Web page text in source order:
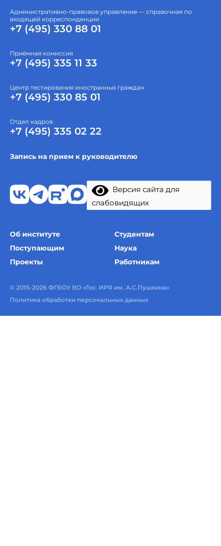
Административно-правовое управление — справочная по
входящей корреспонденции
+7 (495) 330 88 01
Приёмная комиссия
+7 (495) 335 11 33
Центр тестирования иностранных граждан
+7 (495) 330 85 01
Отдел кадров
+7 (495) 335 02 22
Запись на прием к руководителю
Версия сайта для
слабовидящих
Об институте
Студентам
Поступающим
Наука
Проекты
Работникам
© 2015-2026 ФГБОУ ВО «Гос. ИРЯ им. А.С.Пушкина»
Политика обработки персональных данных